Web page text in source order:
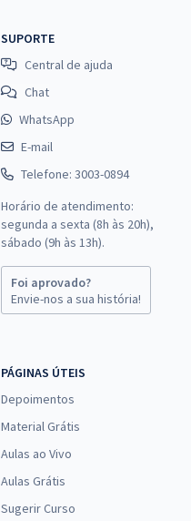
SUPORTE
Central de ajuda
Chat
WhatsApp
E-mail
Telefone: 3003-0894
Horário de atendimento:
segunda a sexta (8h às 20h),
sábado (9h às 13h).
Foi aprovado?
Envie-nos a sua história!
PÁGINAS ÚTEIS
Depoimentos
Material Grátis
Aulas ao Vivo
Aulas Grátis
Sugerir Curso